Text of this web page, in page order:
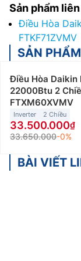
Sản phẩm
Điều Hòa
FTKF71ZVMV
SẢN
Điều Hòa Daikin
22000Btu 2
FTXM60XVMV
Inverter 2 Chiều
33.500.000
33.650.000-0%
BÀI VIẾT